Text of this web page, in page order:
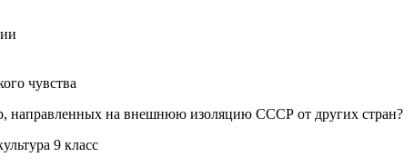
чувства
направленных на внешнюю изоляцию СССР от других стран?
9 класс